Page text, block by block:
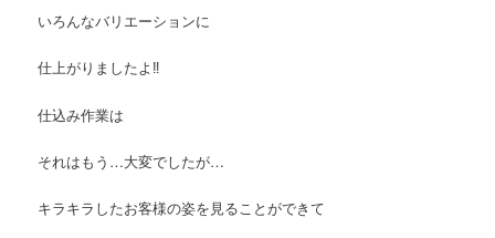
いろんなバリエーションに
仕上がりましたよ‼︎
仕込み作業は
それはもう…大変でしたが…
キラキラしたお客様の姿を見ることができて